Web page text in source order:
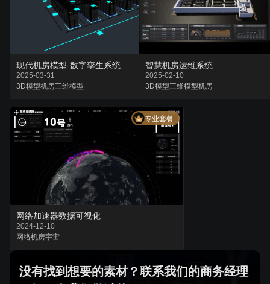
现代机房模型-数字孪生系统
2025-03-31
3D模型机房三维模型
智慧机房运维系统
2025-02-10
3D模型三维模型机房
专业套餐
网络加速器数据可视化
2024-12-10
网络机房宇宙
没有找到想要的素材？联系我们的商务经理